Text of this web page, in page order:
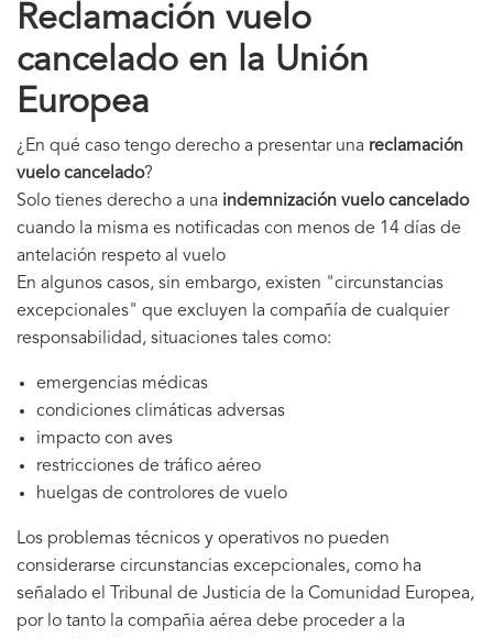
Reclamación vuelo
cancelado en la Unión
Europea
¿En qué caso tengo derecho a presentar una reclamación
vuelo cancelado?
Solo tienes derecho a una indemnización vuelo cancelado
cuando la misma es notificadas con menos de 14 días de
antelación respeto al vuelo
En algunos casos, sin embargo, existen "circunstancias
excepcionales" que excluyen la compañía de cualquier
responsabilidad, situaciones tales como:
emergencias médicas
condiciones climáticas adversas
impacto con aves
restricciones de tráfico aéreo
huelgas de controlores de vuelo
Los problemas técnicos y operativos no pueden
considerarse circunstancias excepcionales, como ha
señalado el Tribunal de Justicia de la Comunidad Europea,
por lo tanto la compañia aérea debe proceder a la